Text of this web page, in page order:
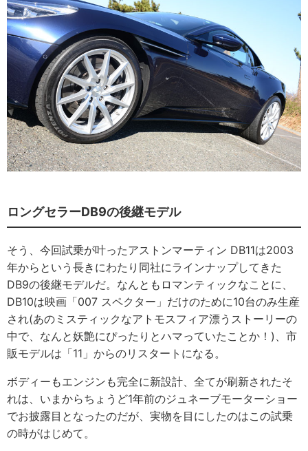
ロングセラーDB9の後継モデル
そう、今回試乗が叶ったアストンマーティン DB11は2003
年からという長きにわたり同社にラインナップしてきた
DB9の後継モデルだ。なんともロマンティックなことに、
DB10は映画「007 スペクター」だけのために10台のみ生産
され(あのミスティックなアトモスフィア漂うストーリーの
中で、なんと妖艶にぴったりとハマっていたことか！)、市
販モデルは「11」からのリスタートになる。
ボディーもエンジンも完全に新設計、全てが刷新されたそ
れは、いまからちょうど1年前のジュネーブモーターショー
でお披露目となったのだが、実物を目にしたのはこの試乗
の時がはじめて。